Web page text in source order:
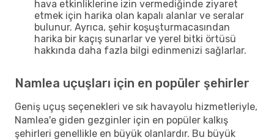
hava etkinliklerine izin vermediğinde ziyaret
etmek için harika olan kapalı alanlar ve seralar
bulunur. Ayrıca, şehir koşuşturmacasından
harika bir kaçış sunarlar ve yerel bitki örtüsü
hakkında daha fazla bilgi edinmenizi sağlarlar.
Namlea uçuşları için en popüler şehirler
Geniş uçuş seçenekleri ve sık havayolu hizmetleriyle,
Namlea'e giden gezginler için en popüler kalkış
şehirleri genellikle en büyük olanlardır. Bu büyük